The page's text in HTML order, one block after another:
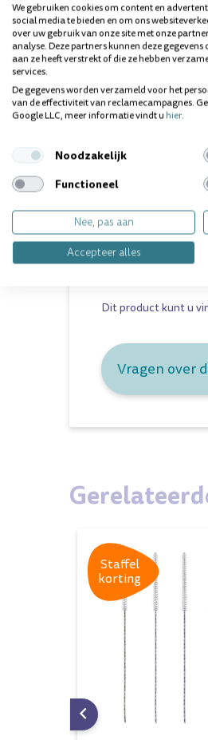
Lactona ragers
Lactona ragers XS-
Lactona ragers S-
Lactona ragers M-
Lactona ragers L/M
Lactona ragers L
-
Lactona ragers XL
Inhoud:
5 ragers per zakje
Dit product kunt u
Vragen over
Staffel
korting
We gebruiken cookies om content en
social media te bieden en om ons
over uw gebruik van onze site met onze
analyse. Deze partners kunnen deze
aan ze heeft verstrekt of die ze hebben
services.
De gegevens worden verzameld voor het
van de effectiviteit van reclamecampagnes.
Google LLC, meer informatie vindt uhier.
Noodzakelijk
Functioneel
Nee, pas aan
Accepteer alles